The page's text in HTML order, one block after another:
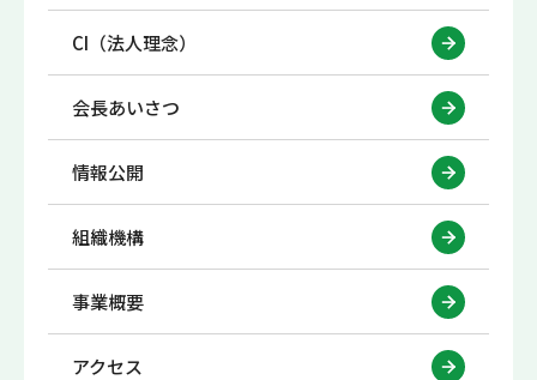
CI（法人理念）
会長あいさつ
情報公開
組織機構
事業概要
アクセス